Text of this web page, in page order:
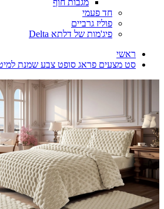
חד פעמי
פוליז גרביים
פיג'מות של דלתא Delta
ראשי
סט מצעים פראג סופט צבע שמנת למיטה